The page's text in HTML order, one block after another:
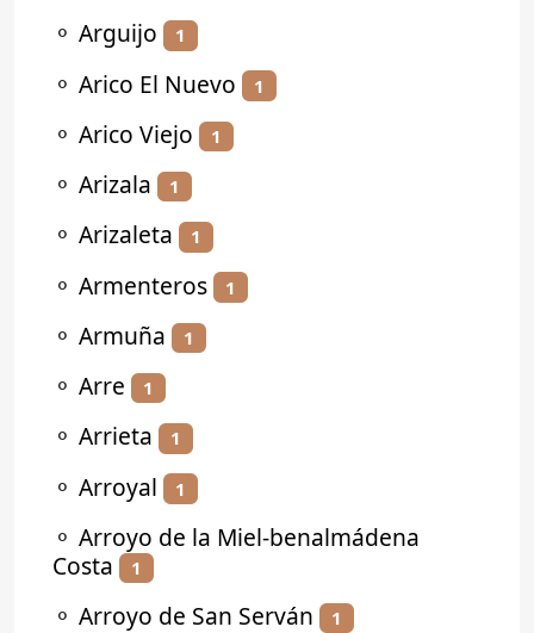
⚬ Arguijo 1
⚬ Arico El Nuevo 1
⚬ Arico Viejo 1
⚬ Arizala 1
⚬ Arizaleta 1
⚬ Armenteros 1
⚬ Armuña 1
⚬ Arre 1
⚬ Arrieta 1
⚬ Arroyal 1
⚬ Arroyo de la Miel-benalmádena
Costa
1
⚬ Arroyo de San Serván 1